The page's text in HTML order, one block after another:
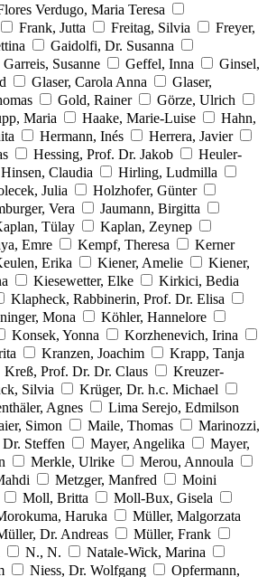
Verdugo, Maria Teresa
Frank, Jutta Freitag, Silvia
Freyer,
Gaidolfi, Dr. Susanna
Garreis, Susanne Geffel, Inna
Ginsel,
Glaser, Carola Anna
Glaser,
Gold, Rainer
Görze, Ulrich
Maria Haake, Marie-Luise
Hahn,
Hermann, Inés
Herrera, Javier
Hessing, Prof. Dr. Jakob
Heuler-
Hinsen, Claudia
Hirling, Ludmilla
Julia
Holzhofer, Günter
Vera
Jaumann, Birgitta
Tülay
Kaplan, Zeynep
Emre Kempf, Theresa
Kerner
Erika Kiener, Amelie
Kiener,
Kiesewetter, Elke
Kirkici, Bedia
Klapheck, Rabbinerin, Prof. Dr. Elisa
Mona
Köhler, Hannelore
Konsek, Yonna
Korzhenevich, Irina
Kranzen, Joachim
Krapp, Tanja
Kreß, Prof. Dr. Dr. Claus
Kreuzer-
Silvia
Krüger, Dr. h.c. Michael
Agnes
Lima Serejo, Edmilson
Simon Maile, Thomas
Marinozzi,
Steffen Mayer, Angelika
Mayer,
Merkle, Ulrike
Merou, Annoula
Metzger, Manfred
Moini
Moll, Britta
Moll-Bux, Gisela
Haruka
Müller, Malgorzata
Dr. Andreas
Müller, Frank
N., N.
Natale-Wick, Marina
Niess, Dr. Wolfgang Opfermann,